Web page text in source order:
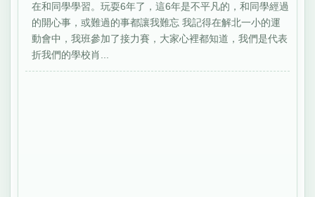
在和同學學習。玩耍6年了，這6年是不平凡的，和同學經過
的開心事，或難過的事都讓我難忘 我記得在解北一小的運
動會中，我班參加了接力賽，大家心裡都知道，我們是代表
折我們的學校肖...